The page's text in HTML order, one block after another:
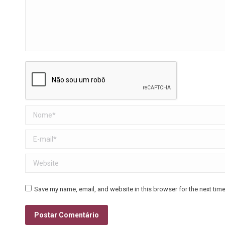
Nome *
E-mail *
Website
Save my name, email, and website in this browser for the next
Postar Comentário